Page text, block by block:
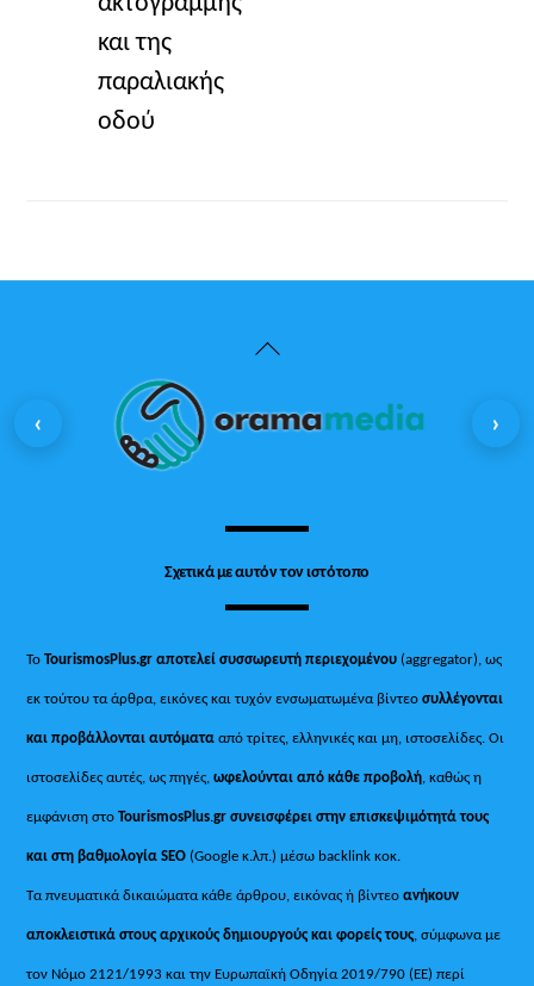
και της
παραλιακής
οδού
Back
Top
Σχετικά με αυτόν τον ιστότοπο
ΤοTourismosPlus.gr αποτελεί συσσωρευτή περιεχομένου (aggregator), ως
εκ τούτου τα άρθρα, εικόνες και τυχόν ενσωματωμένα βίντεοσυλλέγονται
και προβάλλονται αυτόματααπό τρίτες, ελληνικές και μη, ιστοσελίδες. Οι
ιστοσελίδες αυτές, ως πηγές,ωφελούνται από κάθε προβολή, καθώς η
εμφάνιση στοTourismosPlus.gr συνεισφέρει στην επισκεψιμότητά τους
και στη βαθμολογία SEO (Google κ.λπ.) μέσω backlink κοκ.
Τα πνευματικά δικαιώματα κάθε άρθρου, εικόνας ή βίντεοανήκουν
αποκλειστικά στους αρχικούς δημιουργούς και φορείς τους, σύμφωνα με
τον Νόμο 2121/1993 και την Ευρωπαϊκή Οδηγία 2019/790 (ΕΕ) περί
‹ ›